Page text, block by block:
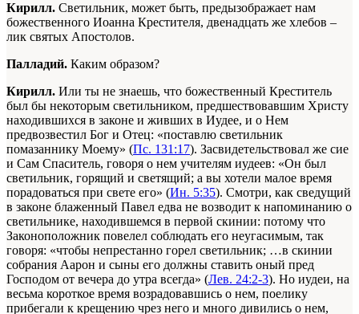
Кирилл. Светильник, может быть, предызображает нам
божественного Иоанна Крестителя, двенадцать же хлебов –
лик святых Апостолов.
Палладий. Каким образом?
Кирилл. Или ты не знаешь, что божественный Креститель
был бы некоторым светильником, предшествовавшим Христу
находившихся в законе и живших в Иудее, и о Нем
предвозвестил Бог и Отец: «поставлю светильник
помазаннику Моему» (Пс. 131:17). Засвидетельствовал же сие
и Сам Спаситель, говоря о нем учителям иудеев: «Он был
светильник, горящий и светящий; а вы хотели малое время
порадоваться при свете его» (Ин. 5:35). Смотри, как сведущий
в законе блаженный Павел едва не возводит к напоминанию о
светильнике, находившемся в первой скинии: потому что
Законоположник повелел соблюдать его неугасимым, так
говоря: «чтобы непрестанно горел светильник; …в скинии
собрания Аарон и сыны его должны ставить оный пред
Господом от вечера до утра всегда» (Лев. 24:2-3). Но иудеи, на
весьма короткое время возрадовавшись о нем, поелику
прибегали к крещению чрез него и много дивились о нем,